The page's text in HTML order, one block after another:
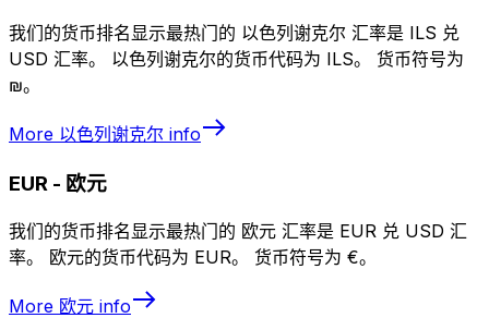
我们的货币排名显示最热门的 以色列谢克尔 汇率是 ILS 兑
USD 汇率。 以色列谢克尔的货币代码为 ILS。 货币符号为
₪。
More 以色列谢克尔 info
EUR - 欧元
我们的货币排名显示最热门的 欧元 汇率是 EUR 兑 USD 汇
率。 欧元的货币代码为 EUR。 货币符号为 €。
More 欧元 info